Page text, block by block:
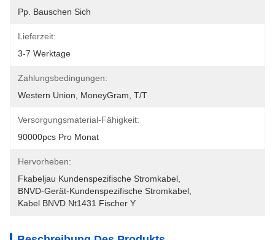
Pp. Bauschen Sich
Lieferzeit:
3-7 Werktage
Zahlungsbedingungen:
Western Union, MoneyGram, T/T
Versorgungsmaterial-Fähigkeit:
90000pcs Pro Monat
Hervorheben:
Fkabeljau Kundenspezifische Stromkabel
BNVD-Gerät-Kundenspezifische Stromkabel
Kabel BNVD Nt1431 Fischer Y